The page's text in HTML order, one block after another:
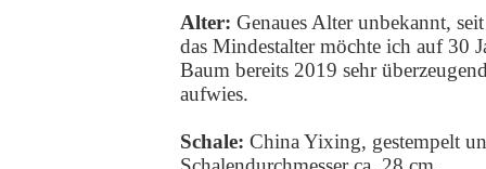
Alter: Genaues Alter unbekannt,
das Mindestalter möchte ich auf 30
Baum bereits 2019 sehr
aufwies.
Schale: China Yixing, gestempelt